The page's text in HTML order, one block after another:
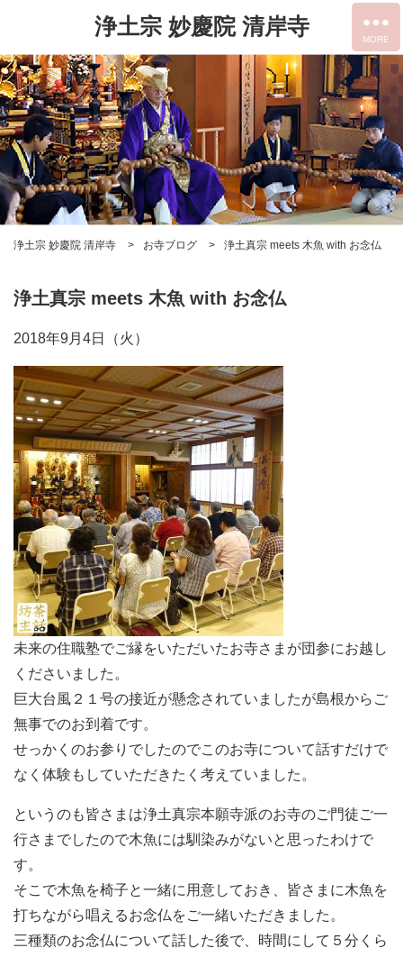
浄土宗 妙慶院 清岸寺
浄土宗 妙慶院 清岸寺 お寺ブログ 浄土真宗 meets 木魚 with お念仏
浄土真宗 meets 木魚 with お念仏
2018年9月4日（火）
未来の住職塾でご縁をいただいたお寺さまが団参にお越し
くださいました。
巨大台風２１号の接近が懸念されていましたが島根からご
無事でのお到着です。
せっかくのお参りでしたのでこのお寺について話すだけで
なく体験もしていただきたく考えていました。
というのも皆さまは浄土真宗本願寺派のお寺のご門徒ご一
行さまでしたので木魚には馴染みがないと思ったわけで
す。
そこで木魚を椅子と一緒に用意しておき、皆さまに木魚を
打ちながら唱えるお念仏をご一緒いただきました。
三種類のお念仏について話した後で、時間にして５分くら